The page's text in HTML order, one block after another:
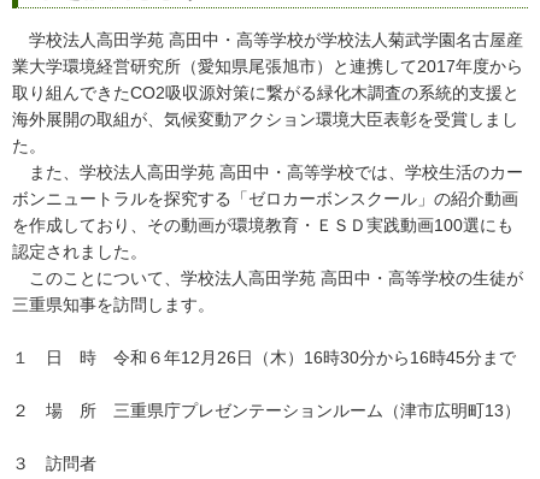
学校法人高田学苑 高田中・高等学校が学校法人菊武学園名古屋産
業大学環境経営研究所（愛知県尾張旭市）と連携して2017年度から
取り組んできたCO2吸収源対策に繋がる緑化木調査の系統的支援と
海外展開の取組が、気候変動アクション環境大臣表彰を受賞しまし
た。
また、学校法人高田学苑 高田中・高等学校では、学校生活のカー
ボンニュートラルを探究する「ゼロカーボンスクール」の紹介動画
を作成しており、その動画が環境教育・ＥＳＤ実践動画100選にも
認定されました。
このことについて、学校法人高田学苑 高田中・高等学校の生徒が
三重県知事を訪問します。
１ 日 時 令和６年12月26日（木）16時30分から16時45分まで
２ 場 所 三重県庁プレゼンテーションルーム（津市広明町13）
３ 訪問者